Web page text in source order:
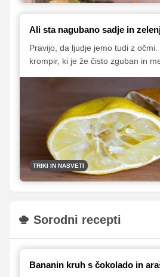
Ali sta nagubano sadje in
Pravijo, da ljudje jemo tudi z
krompir, ki je že čisto zguban in
TRIKI IN NASVETI
Sorodni recepti
Bananin kruh s čokolado in